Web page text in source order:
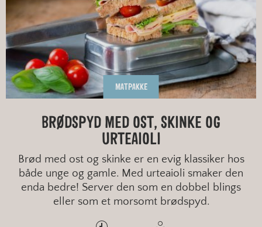
MATPAKKE
BRØDSPYD MED OST, SKINKE OG
URTEAIOLI
Brød med ost og skinke er en evig klassiker hos
både unge og gamle. Med urteaioli smaker den
enda bedre! Server den som en dobbel blings
eller som et morsomt brødspyd.